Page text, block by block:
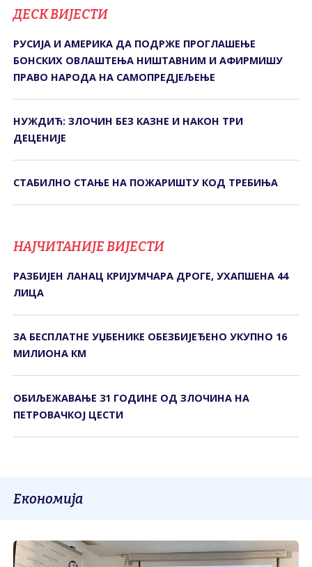
ДЕСК ВИЈЕСТИ
РУСИЈА И АМЕРИКА ДА ПОДРЖЕ ПРОГЛАШЕЊЕ
БОНСКИХ ОВЛАШТЕЊА НИШТАВНИМ И АФИРМИШУ
ПРАВО НАРОДА НА САМОПРЕДЈЕЉЕЊЕ
НУЖДИЋ: ЗЛОЧИН БЕЗ КАЗНЕ И НАКОН ТРИ
ДЕЦЕНИЈЕ
СТАБИЛНО СТАЊЕ НА ПОЖАРИШТУ КОД ТРЕБИЊА
НАЈЧИТАНИЈЕ ВИЈЕСТИ
РАЗБИЈЕН ЛАНАЦ КРИЈУМЧАРА ДРОГЕ, УХАПШЕНА 44
ЛИЦА
ЗА БЕСПЛАТНЕ УЏБЕНИКЕ ОБЕЗБИЈЕЂЕНО УКУПНО 16
МИЛИОНА КМ
ОБИЉЕЖАВАЊЕ 31 ГОДИНЕ ОД ЗЛОЧИНА НА
ПЕТРОВАЧКОЈ ЦЕСТИ
Економија